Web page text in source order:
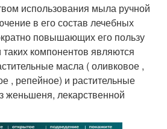
использования мыла ручной
в его состав лечебных
повышающих его пользу
компонентов являются
масла ( оливковое ,
, репейное) и растительные
женьшеня, лекарственной